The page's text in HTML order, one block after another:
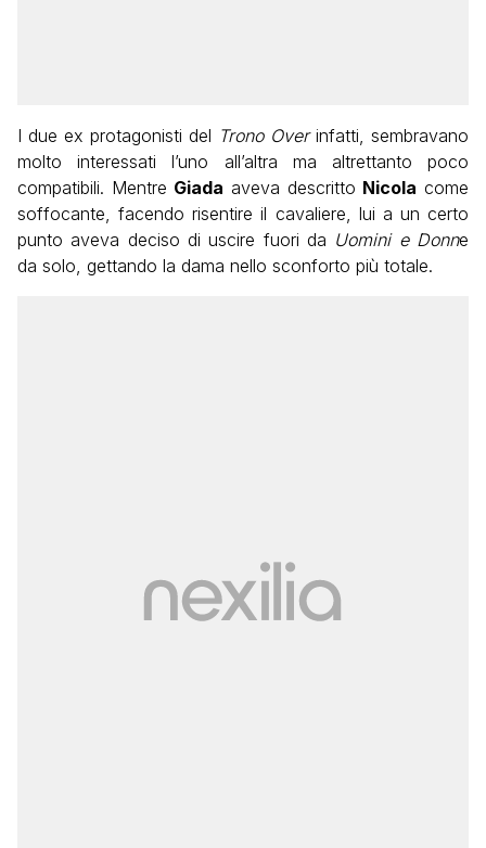
I due ex protagonisti del Trono Over infatti, sembravano
molto interessati l’uno all’altra ma altrettanto poco
compatibili. Mentre Giada aveva descritto Nicola come
soffocante, facendo risentire il cavaliere, lui a un certo
punto aveva deciso di uscire fuori da Uomini e Donne
da solo, gettando la dama nello sconforto più totale.